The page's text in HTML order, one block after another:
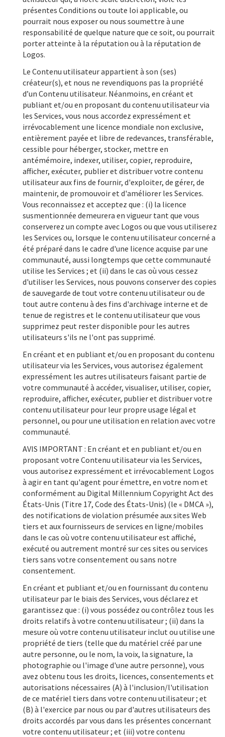
présentes Conditions ou toute loi applicable, ou
pourrait nous exposer ou nous soumettre à une
responsabilité de quelque nature que ce soit, ou pourrait
porter atteinte à la réputation ou à la réputation de
Logos.
Le Contenu utilisateur appartient à son (ses)
créateur(s), et nous ne revendiquons pas la propriété
d’un Contenu utilisateur. Néanmoins, en créant et
publiant et/ou en proposant du contenu utilisateur via
les Services, vous nous accordez expressément et
irrévocablement une licence mondiale non exclusive,
entièrement payée et libre de redevances, transférable,
cessible pour héberger, stocker, mettre en
antémémoire, indexer, utiliser, copier, reproduire,
afficher, exécuter, publier et distribuer votre contenu
utilisateur aux fins de fournir, d'exploiter, de gérer, de
maintenir, de promouvoir et d'améliorer les Services.
Vous reconnaissez et acceptez que : (i) la licence
susmentionnée demeurera en vigueur tant que vous
conserverez un compte avec Logos ou que vous utiliserez
les Services ou, lorsque le contenu utilisateur concerné a
été préparé dans le cadre d'une licence acquise par une
communauté, aussi longtemps que cette communauté
utilise les Services ; et (ii) dans le cas où vous cessez
d'utiliser les Services, nous pouvons conserver des copies
de sauvegarde de tout votre contenu utilisateur ou de
tout autre contenu à des fins d'archivage interne et de
tenue de registres et le contenu utilisateur que vous
supprimez peut rester disponible pour les autres
utilisateurs s'ils ne l'ont pas supprimé.
En créant et en publiant et/ou en proposant du contenu
utilisateur via les Services, vous autorisez également
expressément les autres utilisateurs faisant partie de
votre communauté à accéder, visualiser, utiliser, copier,
reproduire, afficher, exécuter, publier et distribuer votre
contenu utilisateur pour leur propre usage légal et
personnel, ou pour une utilisation en relation avec votre
communauté.
AVIS IMPORTANT : En créant et en publiant et/ou en
proposant votre Contenu utilisateur via les Services,
vous autorisez expressément et irrévocablement Logos
à agir en tant qu'agent pour émettre, en votre nom et
conformément au Digital Millennium Copyright Act des
États-Unis (Titre 17, Code des États-Unis) (le « DMCA »),
des notifications de violation présumée aux sites Web
tiers et aux fournisseurs de services en ligne/mobiles
dans le cas où votre contenu utilisateur est affiché,
exécuté ou autrement montré sur ces sites ou services
tiers sans votre consentement ou sans notre
consentement.
En créant et publiant et/ou en fournissant du contenu
utilisateur par le biais des Services, vous déclarez et
garantissez que : (i) vous possédez ou contrôlez tous les
droits relatifs à votre contenu utilisateur ; (ii) dans la
mesure où votre contenu utilisateur inclut ou utilise une
propriété de tiers (telle que du matériel créé par une
autre personne, ou le nom, la voix, la signature, la
photographie ou l'image d'une autre personne), vous
avez obtenu tous les droits, licences, consentements et
autorisations nécessaires (A) à l'inclusion/l'utilisation
de ce matériel tiers dans votre contenu utilisateur ; et
(B) à l'exercice par nous ou par d'autres utilisateurs des
droits accordés par vous dans les présentes concernant
votre contenu utilisateur ; et (iii) votre contenu